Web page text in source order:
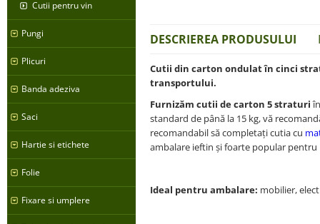
Cutii pentru vin
Pungi
Plicuri
Banda adeziva
Saci
Hartie si etichete
Folie
Fixare si umplere
DESCRIEREA PRODUSULUI
Cutii din carton ondulat în cinci
transportului.
Furnizăm cutii de carton 5 straturi
standard de până la 15 kg, vă
recomandabil să completați cutia cu
ambalare ieftin și foarte popular
Ideal pentru ambalare: mobilier,